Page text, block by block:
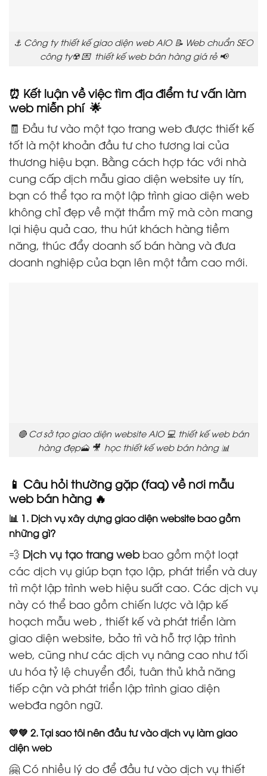
⚓ Công ty thiết kế giao diện web AIO 📝 Web chuẩn SEO
công ty☢️ 💌 thiết kế web bán hàng giá rẻ 📢
⏰ Kết luận về việc tìm địa điểm tư vấn làm
web miễn phí 🌟
🧾 Đầu tư vào một tạo trang web được thiết kế
tốt là một khoản đầu tư cho tương lai của
thương hiệu bạn. Bằng cách hợp tác với nhà
cung cấp dịch mẫu giao diện website uy tín,
bạn có thể tạo ra một lập trình giao diện web
không chỉ đẹp về mặt thẩm mỹ mà còn mang
lại hiệu quả cao, thu hút khách hàng tiềm
năng, thúc đẩy doanh số bán hàng và đưa
doanh nghiệp của bạn lên một tầm cao mới.
🔴 Cơ sở tạo giao diện website AIO 💻 thiết kế web bán
hàng đẹp🗻 🎥 học thiết kế web bán hàng 📊
📱 Câu hỏi thường gặp (faq) về nơi mẫu
web bán hàng 🔥
📊 1. Dịch vụ xây dựng giao diện website bao gồm
những gì?
💨 Dịch vụ tạo trang webbao gồm một loạt
các dịch vụ giúp bạn tạo lập, phát triển và duy
trì một lập trình web hiệu suất cao. Các dịch vụ
này có thể bao gồm chiến lược và lập kế
hoạch mẫu web , thiết kế và phát triển làm
giao diện website, bảo trì và hỗ trợ lập trình
web, cũng như các dịch vụ nâng cao như tối
ưu hóa tỷ lệ chuyển đổi, tuân thủ khả năng
tiếp cận và phát triển lập trình giao diện
webđa ngôn ngữ.
💛💚 2. Tại sao tôi nên đầu tư vào dịch vụ làm giao
diện web
🤗 Có nhiều lý do để đầu tư vào dịch vụ thiết